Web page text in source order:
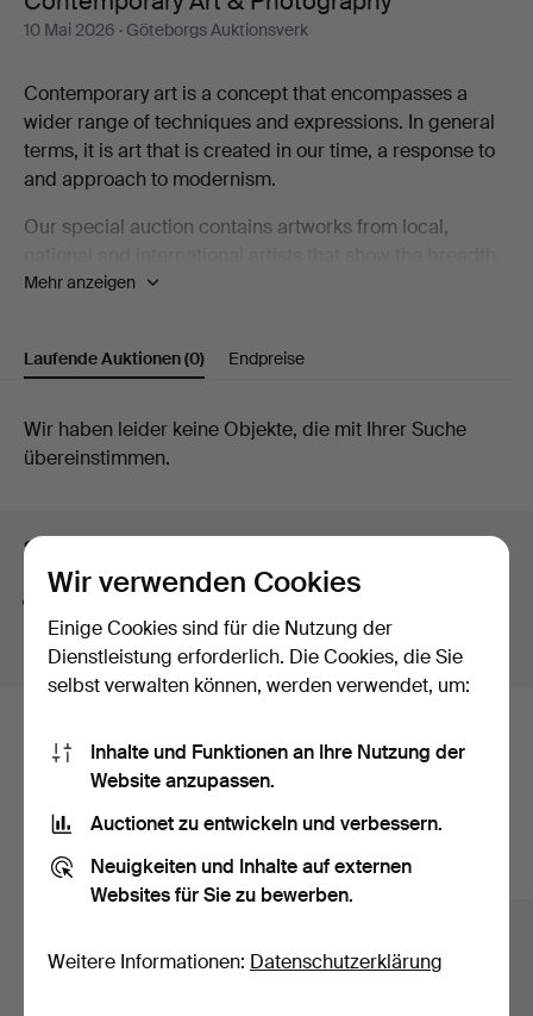
10 Mai 2026 · Göteborgs Auktionsverk
Contemporary art is a concept that encompasses a
wider range of techniques and expressions. In general
terms, it is art that is created in our time, a response to
and approach to modernism.
Our special auction contains artworks from local,
that contemporary art represents, including Karin
Labba.
Welcome to take a look at the catalogue and discover
some of the artists who are part of the contemporary art
Mehr anzeigen
Laufende Auktionen(0) Endpreise
Laufende
Wir haben leider keine Objekte, die mit Ihrer Suche
übereinstimmen.
Suchtipps
Wir suchen automatisch nach Teilen von Begriffen.
Geben Sie z.B.band ein, finden wir auch
Hier sind Objekte aus unserem
Archiv, die mit Ihrer Suche
übereinstimmen.
Alle Objekte anzeigen
Wir verwenden Cookies
Einige Cookies sind für die Nutzung der
Dienstleistung erforderlich. Die Cookies, die Sie
selbst verwalten können, werden verwendet, um:
Inhalte und Funktionen an Ihre Nutzung der
Website anzupassen.
Auctionet zu entwickeln und verbessern.
Neuigkeiten und Inhalte auf externen
Websites für Sie zu bewerben.
Weitere Informationen: Datenschutzerklärung